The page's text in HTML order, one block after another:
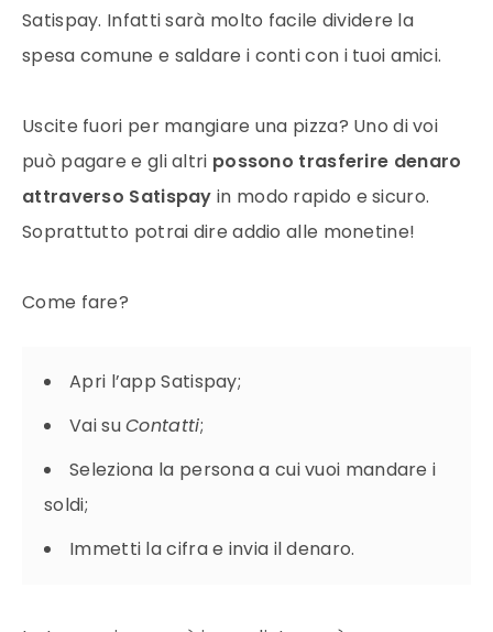
Satispay. Infatti sarà molto facile dividere la
spesa comune e saldare i conti con i tuoi amici.
Uscite fuori per mangiare una pizza? Uno di voi
può pagare e gli altri possono trasferire denaro
attraverso Satispay in modo rapido e sicuro.
Soprattutto potrai dire addio alle monetine!
Come fare?
Apri l’app Satispay;
Vai suContatti;
Seleziona la persona a cui vuoi mandare i
soldi;
Immetti la cifra e invia il denaro.